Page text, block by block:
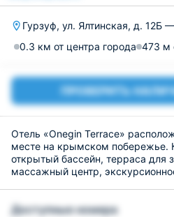
Гурзуф, ул. Ялтинская, д. 12Б —
0.3 км от центра города 473 м
ПРОВЕРИТЬ
Отель «Onegin Terrace»
месте на крымском побережье.
открытый бассейн, терраса для
массажный центр,
апартаментами, в том числе
Доступные номера